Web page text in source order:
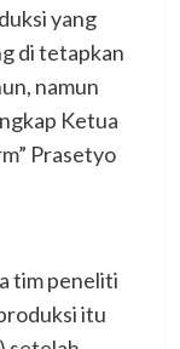
yang
di tetapkan
namun
Ketua
Prasetyo
tim peneliti
itu